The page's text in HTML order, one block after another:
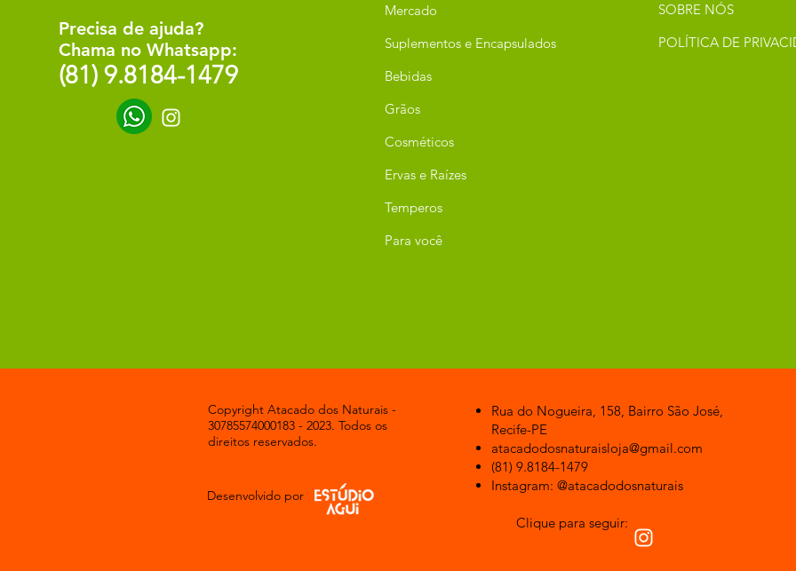
Precisa de ajuda?
Chama no Whatsapp:
(81) 9.8184-1479
Mercado
Suplementos e Encapsulados
Bebidas
Grãos
Cosméticos
Ervas e Raízes
Temperos
Para você
SOBRE NÓS
POLÍTICA DE
Copyright Atacado dos Naturais -
30785574000183 - 2023. Todos os
direitos reservados.
Desenvolvido por
Rua do Nogueira, 158, Bairro São José,
Recife-PE
atacadodosnaturaisloja@gmail.com
(81) 9.8184-1479
Instagram: @atacadodosnaturais
Clique para seguir: